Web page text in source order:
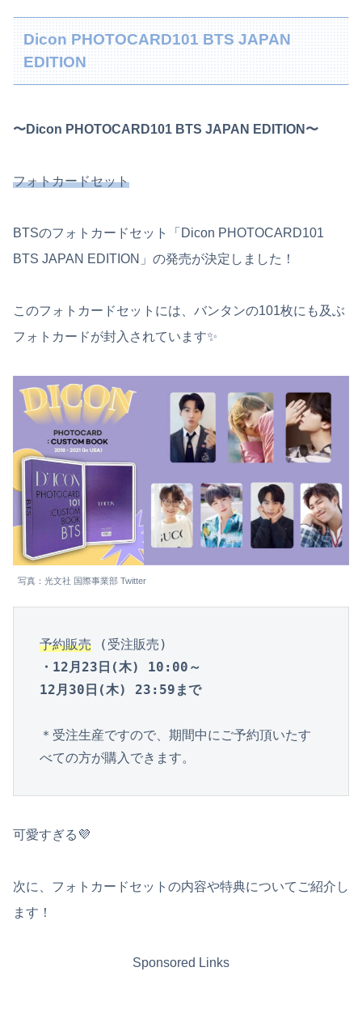
Dicon PHOTOCARD101 BTS JAPAN
EDITION
〜Dicon PHOTOCARD101 BTS JAPAN EDITION〜
フォトカードセット
BTSのフォトカードセット「Dicon PHOTOCARD101
BTS JAPAN EDITION」の発売が決定しました！
このフォトカードセットには、バンタンの101枚にも及ぶ
フォトカードが封入されています✨
写真：光文社 国際事業部 Twitter
予約販売
・12月23日(木) 10:00～
12月30日(木) 23:59まで
＊受注生産ですので、期間中にご予約頂いたす
べての方が購入できます。
可愛すぎる💜
次に、フォトカードセットの内容や特典についてご紹介し
ます！
Sponsored Links